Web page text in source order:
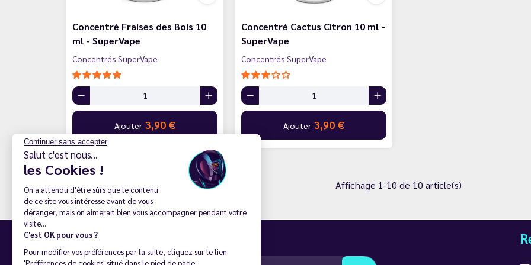
Continuer sans accepter
Salut c'est nous...
les Cookies !
On a attendu d'être sûrs que le contenu
de ce site vous intéresse avant de vous
déranger, mais on aimerait bien vous accompagner pendant votre
visite...
C'est OK pour vous ?
Pour modifier vos préférences par la suite, cliquez sur le lien
'Préférences de cookies' situé dans le pied de page.
Concentré Fraises des Bois 10
ml - SuperVape
Concentrés SuperVape
Ajouter 3,90 €
Concentré Cactus Citron 10 ml -
SuperVape
Concentrés SuperVape
Ajouter 3,90 €
Affichage 1-10 de 10 article(s)
Inscription à la newsletter